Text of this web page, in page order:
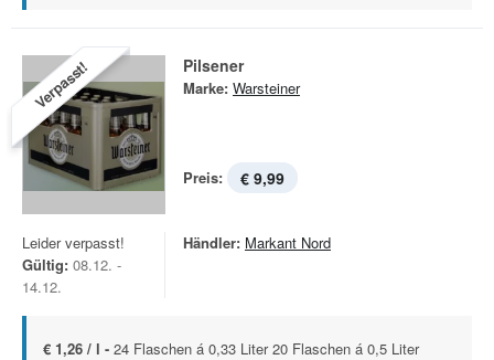
Verpasst! Pilsener
Marke: Warsteiner
Preis: € 9,99
Leider verpasst!
Gültig: 08.12. -
14.12.
Händler: Markant Nord
€ 1,26 / l - 24 Flaschen á 0,33 Liter 20 Flaschen á 0,5 Liter